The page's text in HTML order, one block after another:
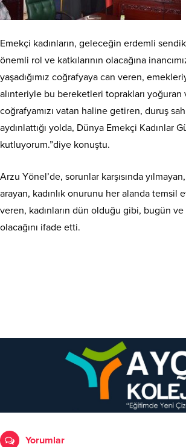
Emekçi kadınların, geleceğin erdemli
önemli rol ve katkılarının olacağına
yaşadığımız coğrafyaya can veren,
alınteriyle bu bereketleri toprakları yoğuran
coğrafyamızı vatan haline getiren, duruş
aydınlattığı yolda, Dünya Emekçi Kadınlar
kutluyorum.”diye konuştu.
Arzu Yönel’de, sorunlar karşısında
arayan, kadınlık onurunu her alanda temsil
veren, kadınların dün olduğu gibi, bugün ve
olacağını ifade etti.
Yorumlar